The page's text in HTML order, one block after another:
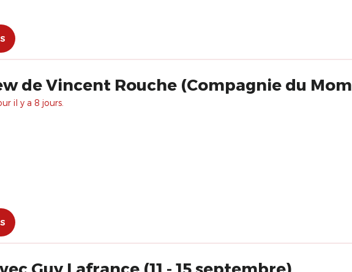
de Vincent Rouche (Compagnie du
il y a 8 jours.
Guy Lafrance (11 - 15 septembre)